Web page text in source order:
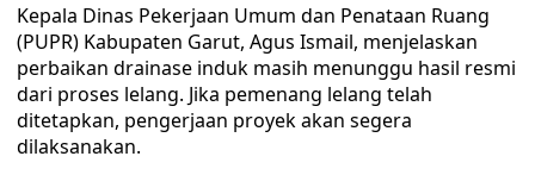
Kepala Dinas Pekerjaan Umum dan Penataan Ruang
(PUPR) Kabupaten Garut, Agus Ismail, menjelaskan
perbaikan drainase induk masih menunggu hasil resmi
dari proses lelang. Jika pemenang lelang telah
ditetapkan, pengerjaan proyek akan segera
dilaksanakan.